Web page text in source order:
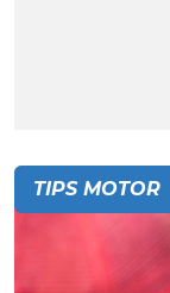
TIPS MOTOR